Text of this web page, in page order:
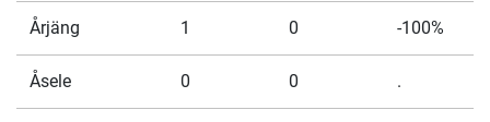
Årjäng 1 0 -100%
Åsele 0 0 .